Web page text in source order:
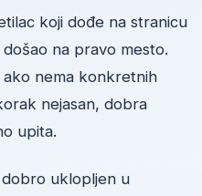
koji dođe na stranicu
na pravo mesto.
nema konkretnih
nejasan, dobra
upita.
dobro uklopljen u